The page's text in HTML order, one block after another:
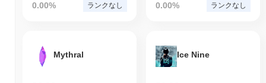
0.00% ランクなし 0.00% ランクなし
Mythral Ice Nine